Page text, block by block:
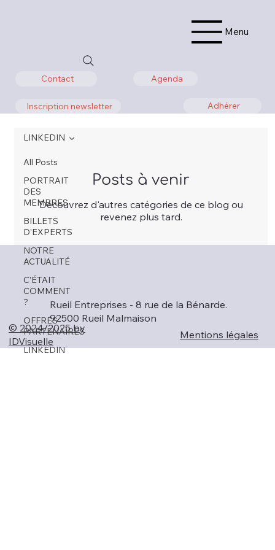
Menu
Inscription newsletter Adhérer
Agenda
Contact
All Posts
PORTRAIT
DES
MEMBRES
BILLETS
D'EXPERTS
NOTRE
ACTUALITÉ
C'ÉTAIT
COMMENT
?
OFFRES
PARTENAIRES
LINKEDIN
LINKEDIN
Posts à venir
Découvrez d'autres catégories de ce blog ou
revenez plus tard.
Rueil Entreprises - 8 rue de la Bénarde.
92500 Rueil Malmaison
© 2024/2025 by
IDVisuelle
Mentions légales